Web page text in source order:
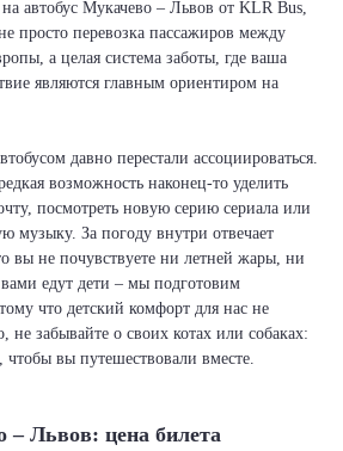
автобус Мукачево – Львов от KLR Bus,
просто перевозка пассажиров между
а целая система заботы, где ваша
являются главным ориентиром на
давно перестали ассоциироваться.
возможность наконец-то уделить
посмотреть новую серию сериала или
музыку. За погоду внутри отвечает
вы не почувствуете ни летней жары, ни
едут дети – мы подготовим
что детский комфорт для нас не
не забывайте о своих котах или собаках:
чтобы вы путешествовали вместе.
– Львов: цена билета